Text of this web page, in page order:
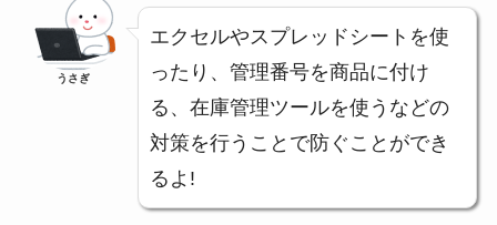
うさぎ
エクセルやスプレッドシートを使
ったり、管理番号を商品に付け
る、在庫管理ツールを使うなどの
対策を行うことで防ぐことができ
るよ!